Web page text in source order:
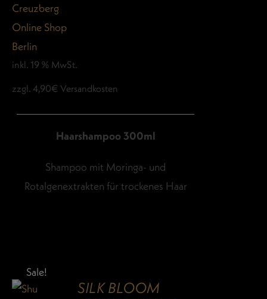
inkl. 19 % MwSt.
zzgl. 4,90€ Versandkosten
Haarshampoo 300ml
Shampoo mit Moringa- und
Rotalgenextrakten für trockenes Haar
Sale!
SILK BLOOM